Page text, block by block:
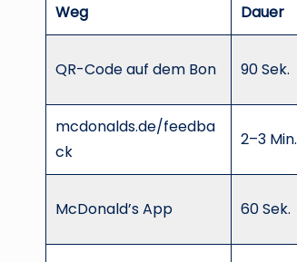
Weg Dauer
QR-Code auf dem Bon 90 Sek.
mcdonalds.de/feedba
ck
2–3 Min.
McDonald’s App 60 Sek.